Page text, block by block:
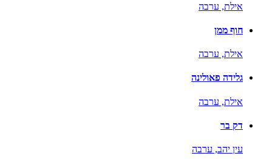
אילת, ערבה
חוף ממן
אילת, ערבה
גלידה פאולינה
אילת, ערבה
דק בר
עין יהב, ערבה